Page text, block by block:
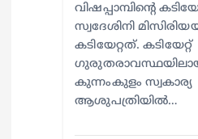
വിഷപ്പാമ്പിന്റെ
സ്വദേശിനി
കടിയേറ്റത്. കടിയേറ്റ്
കുന്നംകുളം സ്വകാര്യ
ആശുപത്രിയില്‍…